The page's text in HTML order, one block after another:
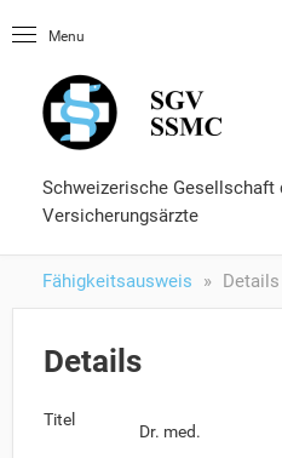
Menu
Schweizerische Gesellschaft
Versicherungsärzte
Fähigkeitsausweis Details
Details
Titel
Dr. med.
Nachschlagewerke
Fähigkeitsausweis
Formulare und Services